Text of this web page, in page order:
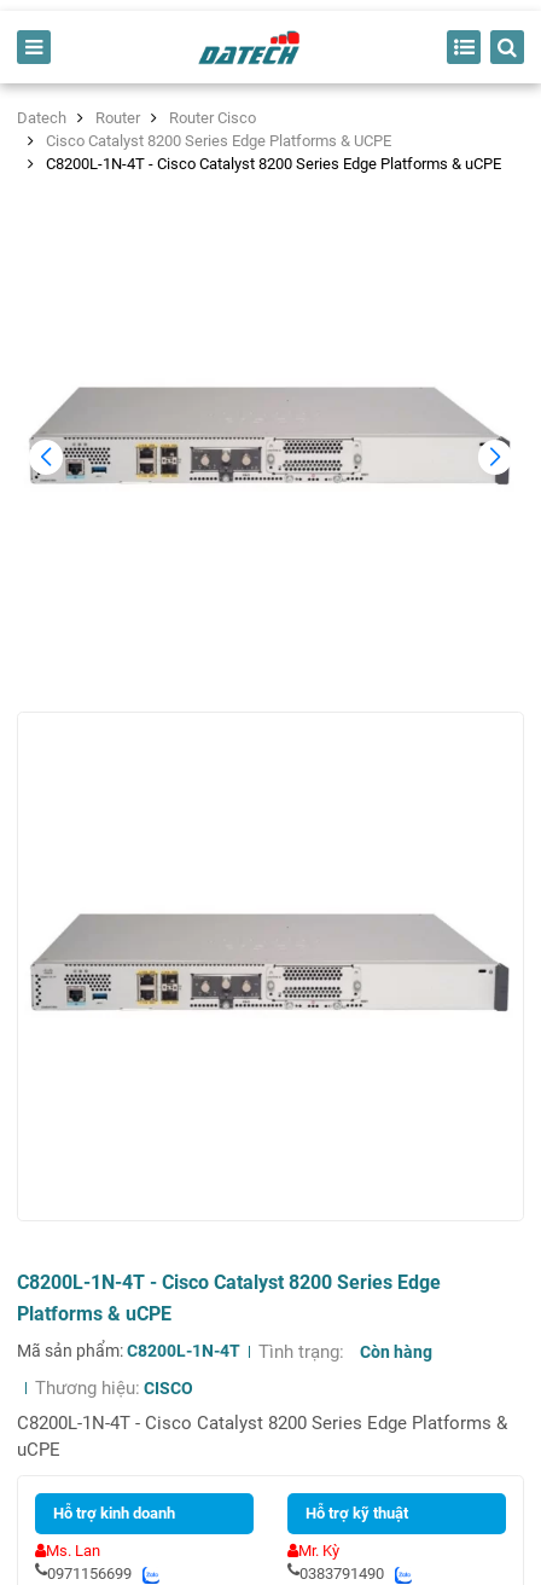
Datech Router
Router Cisco
Cisco Catalyst 8200 Series Edge Platforms & UCPE
C8200L-1N-4T - Cisco Catalyst 8200 Series Edge Platforms & uCPE
C8200L-1N-4T - Cisco Catalyst 8200 Series Edge
Platforms & uCPE
Mã sản phẩm:C8200L-1N-4T Tình trạng: Còn hàng
Thương hiệu: CISCO
C8200L-1N-4T - Cisco Catalyst 8200 Series Edge Platforms &
uCPE
Hỗ trợ kinh doanh
Ms. Lan
0971156699
Hỗ trợ kỹ thuật
Mr. Kỳ
0383791490